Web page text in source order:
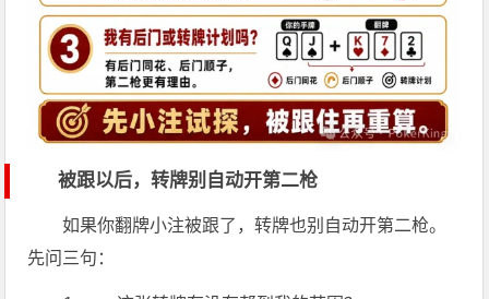
被跟以后，转牌别自动开第二枪
如果你翻牌小注被跟了，转牌也别自动开第二枪。
先问三句：